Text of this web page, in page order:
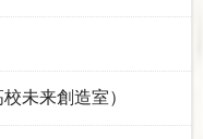
未来創造室）